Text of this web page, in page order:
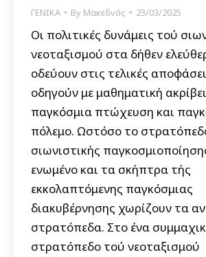
ΓΕΝΙΚΑ By Μακεδνός 23/03/2025
Οι πολιτικές δυνάμεις τού
νεοταξισμού στα δήθεν
οδεύουν στις τελικές
οδηγούν με μαθηματική
παγκόσμια πτώχευση και
πόλεμο. Ωστόσο το
σιωνιστικής
ενωμένο και τα σκήπτρα τής
εκκολαπτόμενης παγκόσμιας
διακυβέρνησης χωρίζουν τα
στρατόπεδα. Στο ένα
στρατόπεδο τού νεοταξισμού